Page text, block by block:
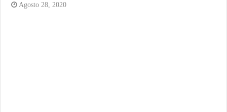
Agosto 28, 2020